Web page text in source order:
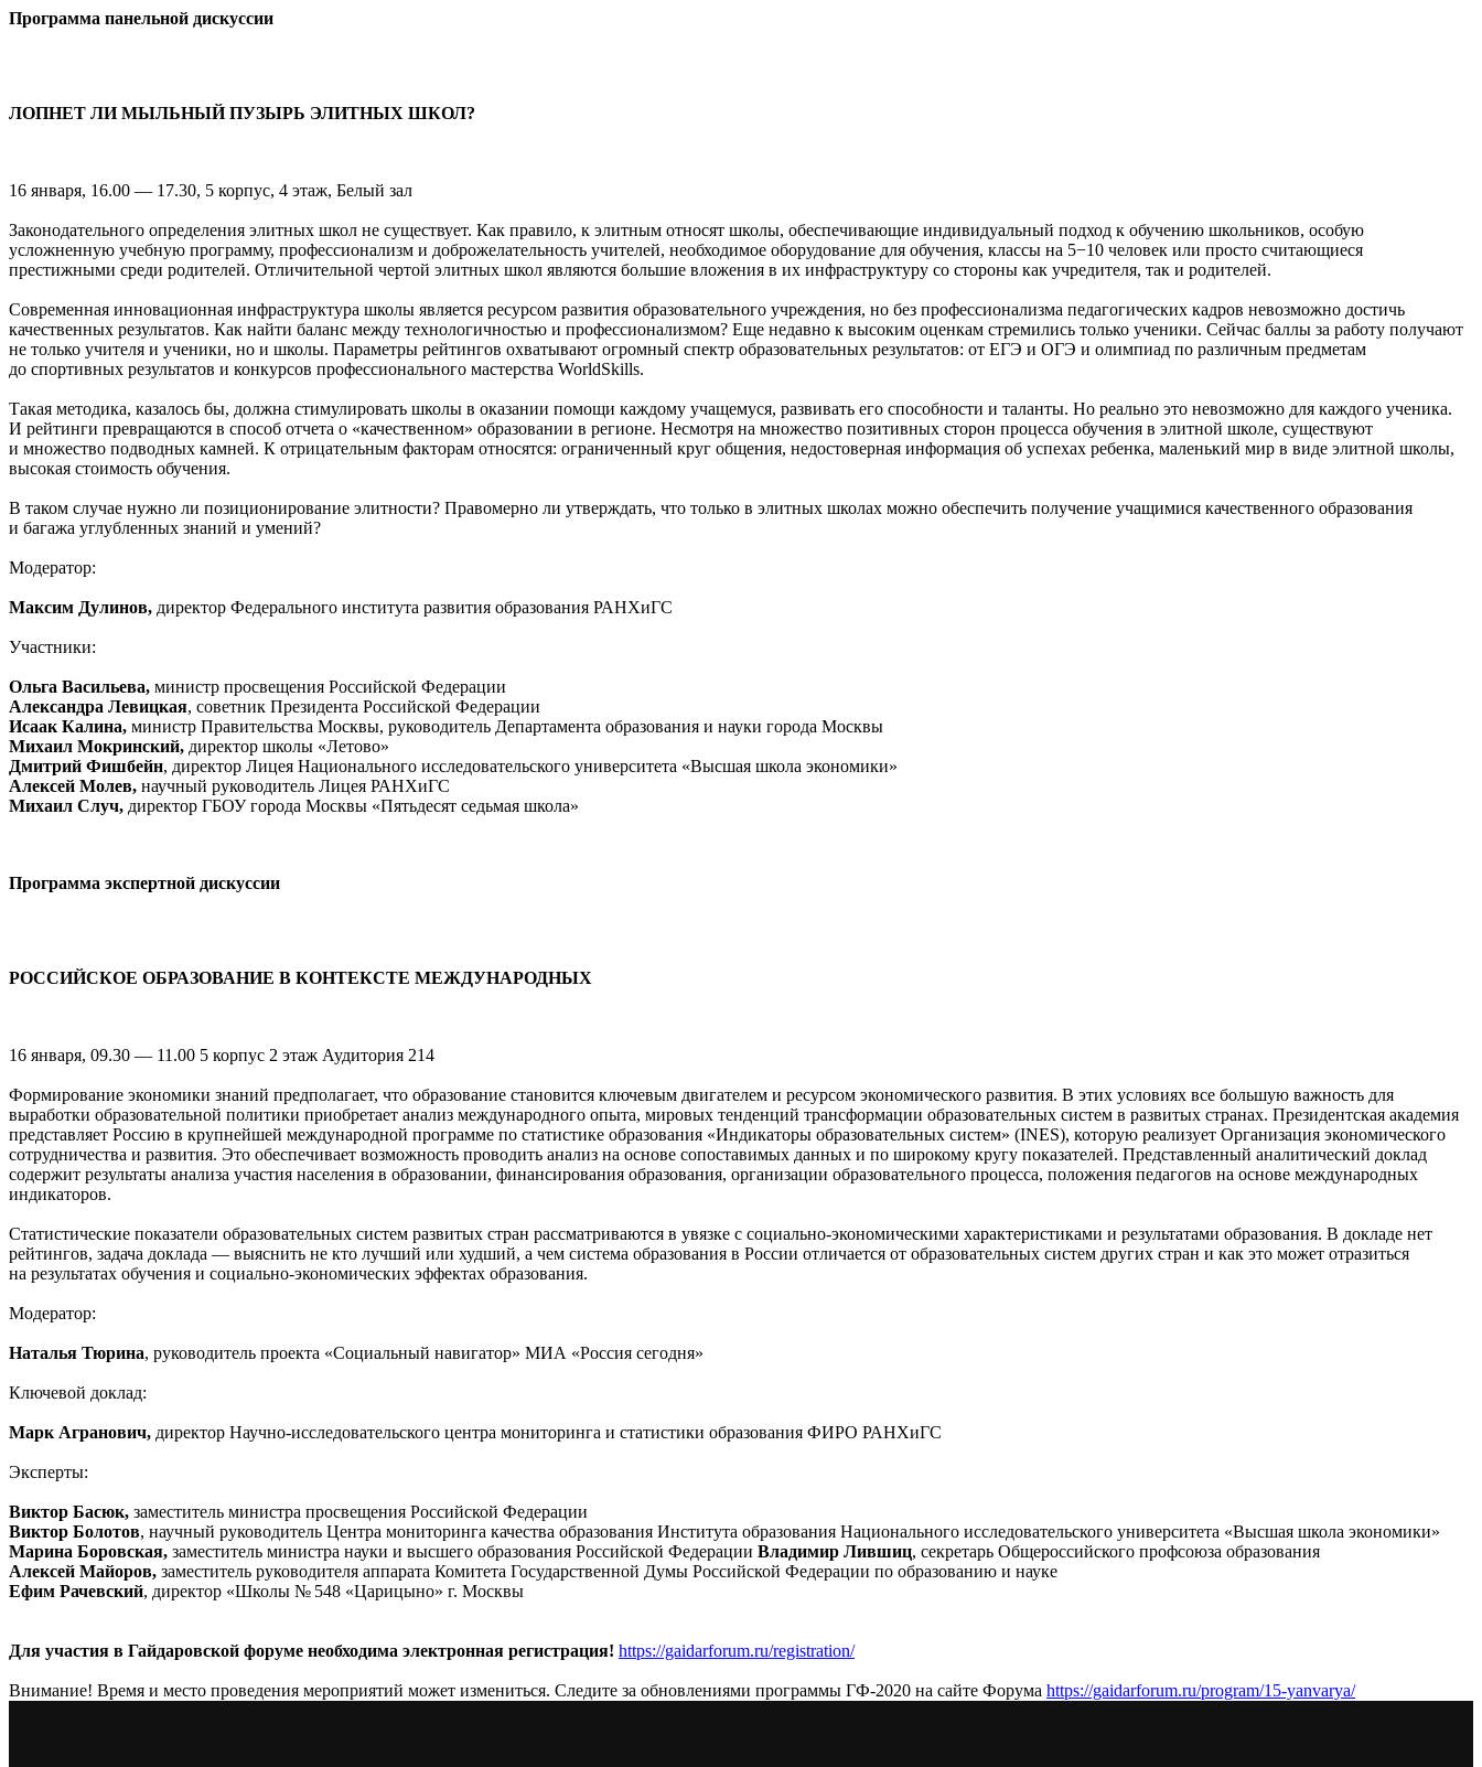
Программа панельной дискуссии
ЛОПНЕТ ЛИ МЫЛЬНЫЙ ПУЗЫРЬ ЭЛИТНЫХ ШКОЛ?
16 января, 16.00 — 17.30, 5 корпус, 4 этаж, Белый зал
Законодательного определения элитных школ не существует. Как правило, к элитным относят школы, обеспечивающие индивидуальный подход к обучению школьников, особую
усложненную учебную программу, профессионализм и доброжелательность учителей, необходимое оборудование для обучения, классы на 5−10 человек или просто считающиеся
престижными среди родителей. Отличительной чертой элитных школ являются большие вложения в их инфраструктуру со стороны как учредителя, так и родителей.
Современная инновационная инфраструктура школы является ресурсом развития образовательного учреждения, но без профессионализма педагогических кадров невозможно достичь
качественных результатов. Как найти баланс между технологичностью и профессионализмом? Еще недавно к высоким оценкам стремились только ученики. Сейчас баллы за работу получают
не только учителя и ученики, но и школы. Параметры рейтингов охватывают огромный спектр образовательных результатов: от ЕГЭ и ОГЭ и олимпиад по различным предметам
до спортивных результатов и конкурсов профессионального мастерства WorldSkills.
Такая методика, казалось бы, должна стимулировать школы в оказании помощи каждому учащемуся, развивать его способности и таланты. Но реально это невозможно для каждого ученика.
И рейтинги превращаются в способ отчета о «качественном» образовании в регионе. Несмотря на множество позитивных сторон процесса обучения в элитной школе, существуют
и множество подводных камней. К отрицательным факторам относятся: ограниченный круг общения, недостоверная информация об успехах ребенка, маленький мир в виде элитной школы,
высокая стоимость обучения.
В таком случае нужно ли позиционирование элитности? Правомерно ли утверждать, что только в элитных школах можно обеспечить получение учащимися качественного образования
и багажа углубленных знаний и умений?
Модератор:
Максим Дулинов, директор Федерального института развития образования РАНХиГС
Участники:
Ольга Васильева, министр просвещения Российской Федерации
Александра Левицкая, советник Президента Российской Федерации
Исаак Калина, министр Правительства Москвы, руководитель Департамента образования и науки города Москвы
Михаил Мокринский, директор школы «Летово»
Дмитрий Фишбейн, директор Лицея Национального исследовательского университета «Высшая школа экономики»
Алексей Молев, научный руководитель Лицея РАНХиГС
Михаил Случ, директор ГБОУ города Москвы «Пятьдесят седьмая школа»
Программа экспертной дискуссии
РОССИЙСКОЕ ОБРАЗОВАНИЕ В КОНТЕКСТЕ МЕЖДУНАРОДНЫХ
16 января, 09.30 — 11.00 5 корпус 2 этаж Аудитория 214
Формирование экономики знаний предполагает, что образование становится ключевым двигателем и ресурсом экономического развития. В этих условиях все большую важность для
выработки образовательной политики приобретает анализ международного опыта, мировых тенденций трансформации образовательных систем в развитых странах. Президентская академия
представляет Россию в крупнейшей международной программе по статистике образования «Индикаторы образовательных систем» (INES), которую реализует Организация экономического
сотрудничества и развития. Это обеспечивает возможность проводить анализ на основе сопоставимых данных и по широкому кругу показателей. Представленный аналитический доклад
содержит результаты анализа участия населения в образовании, финансирования образования, организации образовательного процесса, положения педагогов на основе международных
индикаторов.
Статистические показатели образовательных систем развитых стран рассматриваются в увязке с социально-экономическими характеристиками и результатами образования. В докладе нет
рейтингов, задача доклада — выяснить не кто лучший или худший, а чем система образования в России отличается от образовательных систем других стран и как это может отразиться
на результатах обучения и социально-экономических эффектах образования.
Модератор:
Наталья Тюрина, руководитель проекта «Социальный навигатор» МИА «Россия сегодня»
Ключевой доклад:
Марк Агранович, директор Научно-исследовательского центра мониторинга и статистики образования ФИРО РАНХиГС
Эксперты:
Виктор Басюк, заместитель министра просвещения Российской Федерации
Виктор Болотов, научный руководитель Центра мониторинга качества образования Института образования Национального исследовательского университета «Высшая школа экономики»
Марина Боровская, заместитель министра науки и высшего образования Российской Федерации Владимир Лившиц, секретарь Общероссийского профсоюза образования
Алексей Майоров, заместитель руководителя аппарата Комитета Государственной Думы Российской Федерации по образованию и науке
Ефим Рачевский, директор «Школы № 548 «Царицыно» г. Москвы
Для участия в Гайдаровской форуме необходима электронная регистрация! https://gaidarforum.ru/registration/
Внимание! Время и место проведения мероприятий может измениться. Следите за обновлениями программы ГФ-2020 на сайте Форума https://gaidarforum.ru/program/15-yanvarya/